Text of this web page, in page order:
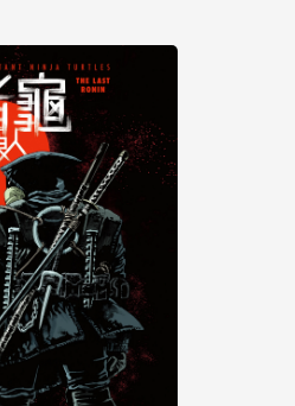
閱讀資產合併與書櫃開通申請